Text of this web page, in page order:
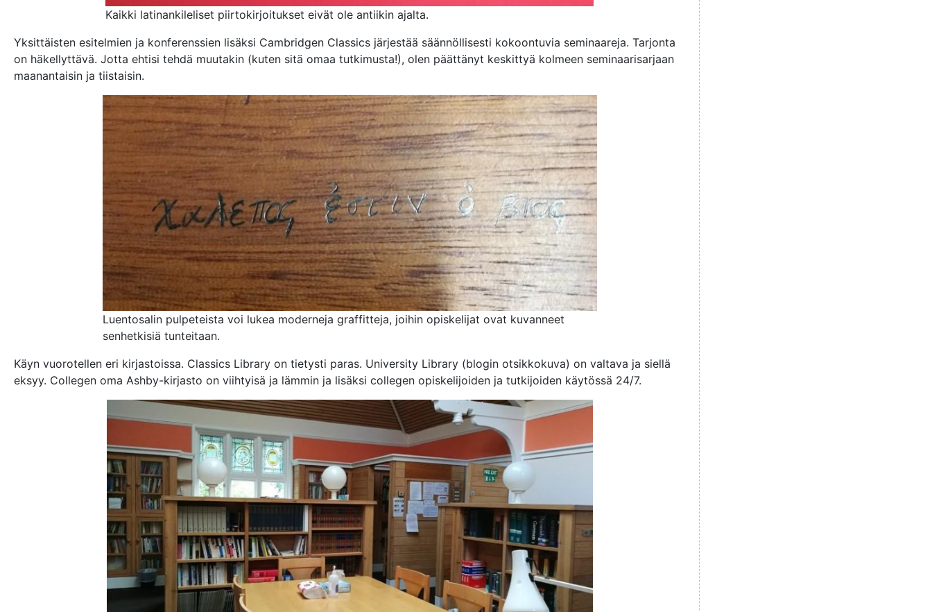
Kaikki latinankileliset piirtokirjoitukset eivät ole antiikin ajalta.
Yksittäisten esitelmien ja konferenssien lisäksi Cambridgen Classics järjestää säännöllisesti kokoontuvia seminaareja. Tarjonta
on häkellyttävä. Jotta ehtisi tehdä muutakin (kuten sitä omaa tutkimusta!), olen päättänyt keskittyä kolmeen seminaarisarjaan
maanantaisin ja tiistaisin.
Luentosalin pulpeteista voi lukea moderneja graffitteja, joihin opiskelijat ovat kuvanneet
senhetkisiä tunteitaan.
Käyn vuorotellen eri kirjastoissa. Classics Library on tietysti paras. University Library (blogin otsikkokuva) on valtava ja siellä
eksyy. Collegen oma Ashby-kirjasto on viihtyisä ja lämmin ja lisäksi collegen opiskelijoiden ja tutkijoiden käytössä 24/7.